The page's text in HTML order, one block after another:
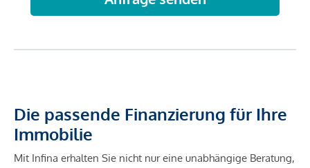
Die passende Finanzierung für Ihre
Immobilie
Mit Infina erhalten Sie nicht nur eine unabhängige Beratung,